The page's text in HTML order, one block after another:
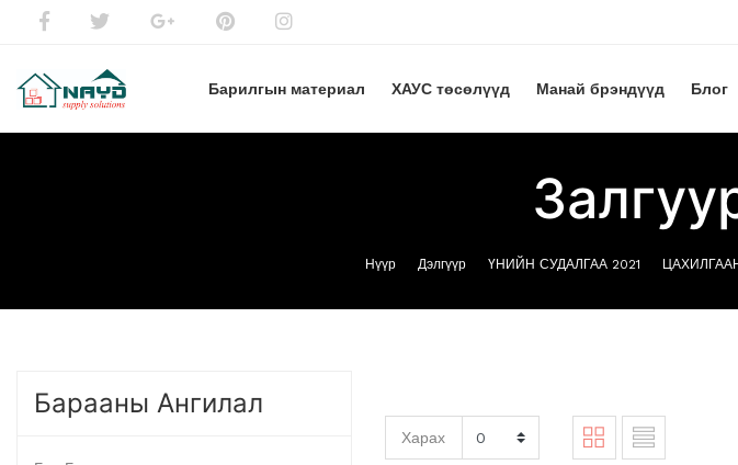
Барилгын материал ХАУС төсөлүүд Манай брэндүүд Блог
Нүүр Дэлгүүр ҮНИЙН СУДАЛГАА 2021
Барааны Ангилал
Харах